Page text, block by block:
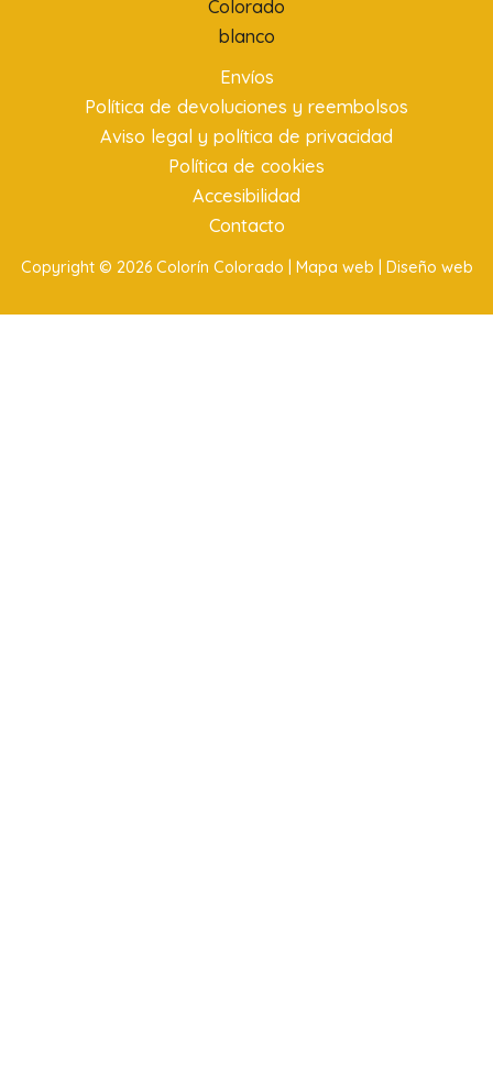
Envíos
Política de devoluciones y reembolsos
Aviso legal y política de privacidad
Política de cookies
Accesibilidad
Contacto
Copyright © 2026 Colorín Colorado | Mapa web | Diseño web